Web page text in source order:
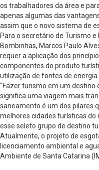
os trabalhadores da área e
apenas algumas das
assim que o novo sistema de
Para o secretário de Turismo
Bombinhas, Marcos Paulo
requer a aplicação dos
componentes do produto
utilização de fontes de energia
“Fazer turismo em um destino
significa uma viagem mais
saneamento é um dos pilares
melhores cidades turísticas do
esse seleto grupo de destino
Atualmente, o projeto de
licenciamento ambiental e
Ambiente de Santa Catarina